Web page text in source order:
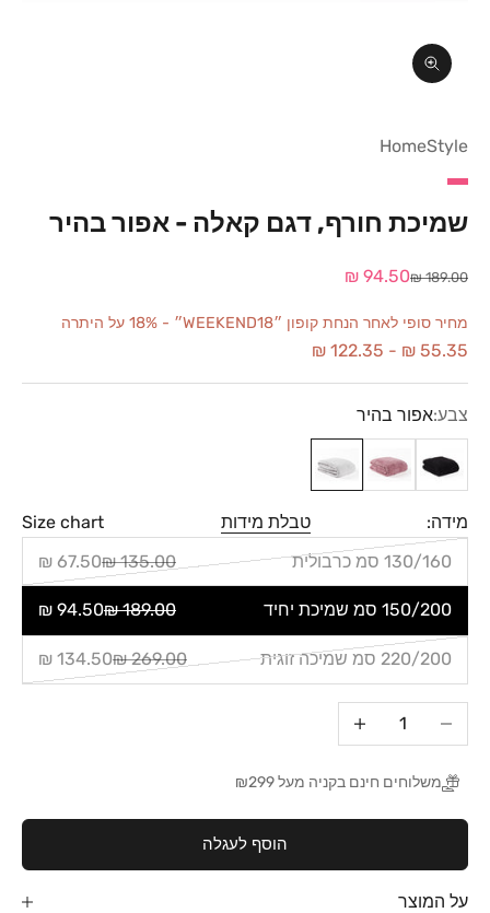
תקריב
HomeStyle
שמיכת חורף, דגם קאלה - אפור בהיר
מחיר מבצע
94.50 ₪מחיר רגיל
189.00 ₪
מחיר סופי לאחר הנחת קופון ״WEEKEND18״ - 18% על היתרה
55.35 ₪
-
122.35 ₪
צבע:אפור בהיר
שחור
ורוד
מידה: טבלת מידות
Size chart
130/160 סמ כרבולית
135.00 ₪
67.50 ₪
150/200 סמ שמיכת יחיד 189.00 ₪
94.50 ₪
220/200 סמ שמיכה זוגית 269.00 ₪
134.50 ₪
הקטנת הכמותהגדלת הכמות
משלוחים חינם בקניה מעל ₪299
הוסף לעגלה
על המוצר